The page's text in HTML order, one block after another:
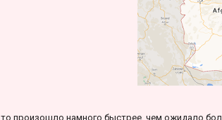
произошло намного быстрее, чем ожидало